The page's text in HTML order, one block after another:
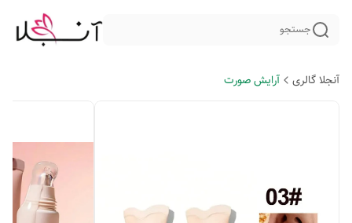
جستجو
آنجلا گالری آرایش صورت